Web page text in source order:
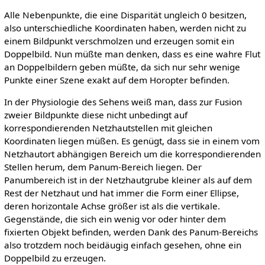
Alle Nebenpunkte, die eine Disparität ungleich 0 besitzen,
also unterschiedliche Koordinaten haben, werden nicht zu
einem Bildpunkt verschmolzen und erzeugen somit ein
Doppelbild. Nun müßte man denken, dass es eine wahre Flut
an Doppelbildern geben müßte, da sich nur sehr wenige
Punkte einer Szene exakt auf dem Horopter befinden.
In der Physiologie des Sehens weiß man, dass zur Fusion
zweier Bildpunkte diese nicht unbedingt auf
korrespondierenden Netzhautstellen mit gleichen
Koordinaten liegen müßen. Es genügt, dass sie in einem vom
Netzhautort abhängigen Bereich um die korrespondierenden
Stellen herum, dem Panum-Bereich liegen. Der
Panumbereich ist in der Netzhautgrube kleiner als auf dem
Rest der Netzhaut und hat immer die Form einer Ellipse,
deren horizontale Achse größer ist als die vertikale.
Gegenstände, die sich ein wenig vor oder hinter dem
fixierten Objekt befinden, werden Dank des Panum-Bereichs
also trotzdem noch beidäugig einfach gesehen, ohne ein
Doppelbild zu erzeugen.